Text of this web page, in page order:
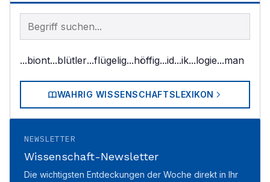
Begriff im Lexikon suchen
...biont...blütler...flügelig...höffig...id...ik...logie...man
WAHRIG WISSENSCHAFTSLEXIKON
NEWSLETTER
Wissenschaft-Newsletter
Die wichtigsten Entdeckungen der Woche direkt in Ihr